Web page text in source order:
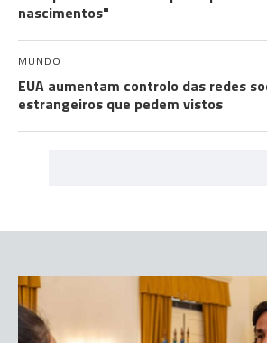
nascimentos"
MUNDO
EUA aumentam controlo das redes
estrangeiros que pedem vistos